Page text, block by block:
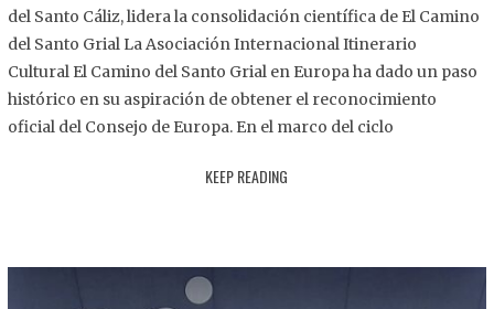
2
2
del Santo Cáliz, lidera la consolidación científica de El Camino
del Santo Grial La Asociación Internacional Itinerario
Cultural El Camino del Santo Grial en Europa ha dado un paso
histórico en su aspiración de obtener el reconocimiento
oficial del Consejo de Europa. En el marco del ciclo
KEEP READING